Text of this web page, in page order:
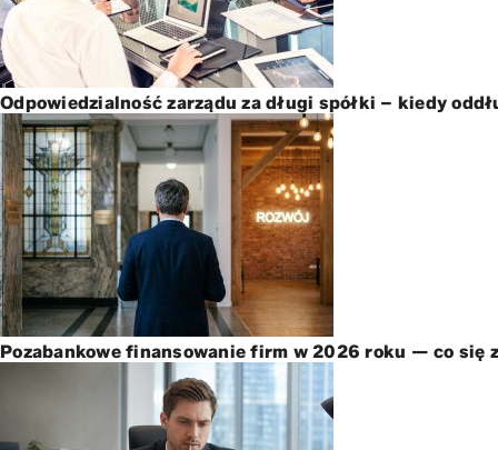
Odpowiedzialność zarządu za długi spółki – kiedy
Pozabankowe finansowanie firm w 2026 roku — co